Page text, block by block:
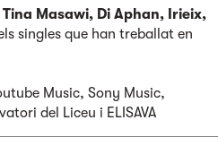
Tina Masawi, Di Aphan, Irieix,
singles que han treballat en
Music, Sony Music,
del Liceu i ELISAVA